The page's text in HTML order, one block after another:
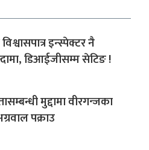
इन्स्पेक्टर नै
डिआईजीसम्म सेटिङ !
मुद्दामा वीरगन्जका
पक्राउ